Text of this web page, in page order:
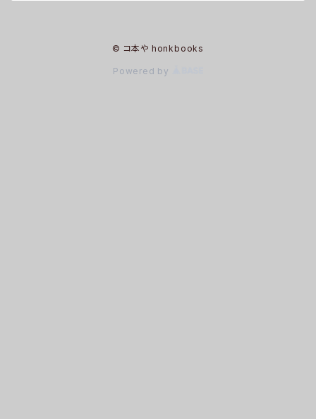
© コ本や honkbooks
Powered by